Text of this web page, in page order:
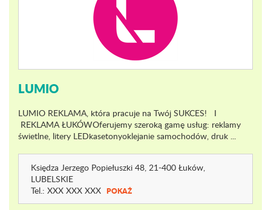
LUMIO
LUMIO REKLAMA, która pracuje na Twój SUKCES! I
REKLAMA ŁUKÓWOferujemy szeroką gamę usług: reklamy
świetlne, litery LEDkasetonyoklejanie samochodów, druk ...
Księdza Jerzego Popiełuszki 48, 21-400 Łuków,
LUBELSKIE
Tel.: XXX XXX XXX POKAŻ